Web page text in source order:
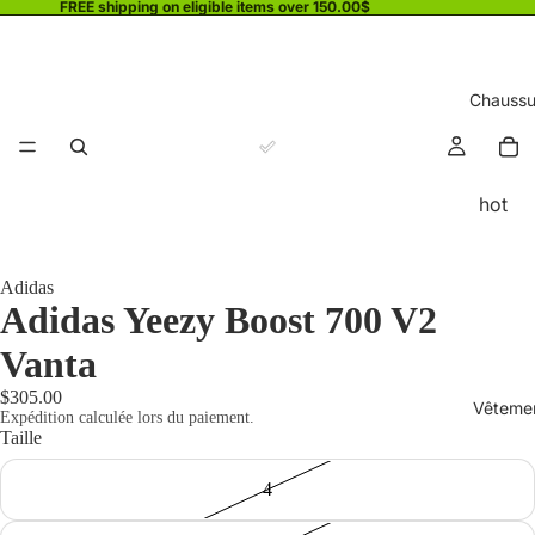
FREE shipping on eligible items over 150.00$
hot
Adidas
Adidas Yeezy Boost 700 V2
Vanta
$305.00
Expédition calculée lors du paiement.
Taille
4